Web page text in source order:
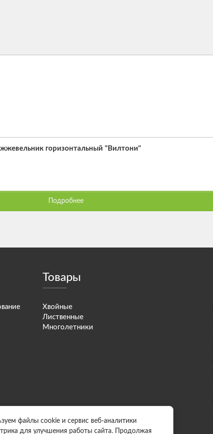
горизонтальный "Вилтони"
Подробнее
Товары
Хвойные
Лиственные
Многолетники
файлы cookie и сервис веб-аналитики
для улучшения работы сайта. Продолжая